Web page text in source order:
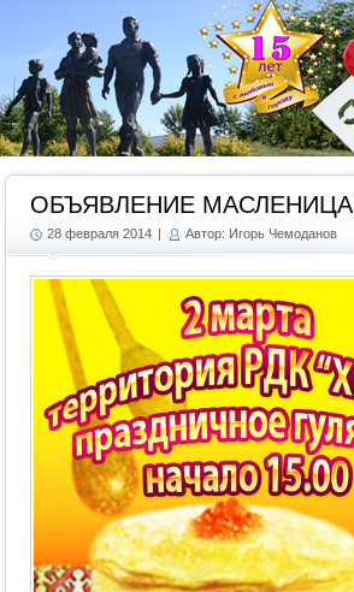
ОБЪЯВЛЕНИЕ МАСЛЕНИЦА
28 февраля 2014 | Автор: Игорь Чемоданов